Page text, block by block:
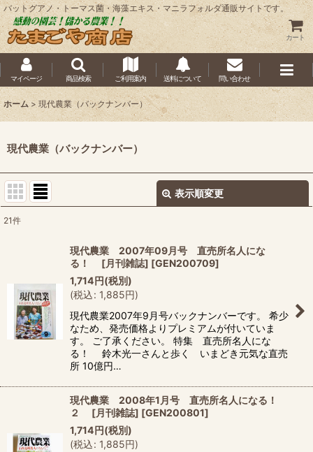
バットグアノ・トーマス菌・海藻エキス・マニラフォルダ通販サイトです。
カート
マイページ 商品検索 ご利用案内 送料について 問い合わせ
ホーム > 現代農業（バックナンバー）
現代農業（バックナンバー）
表示順変更
絞り込む
21件
現代農業 2007年09月号 直売所名人にな
る！ [月刊雑誌] [GEN200709]
1,714円(税別)
(税込: 1,885円)
現代農業2007年9月号バックナンバーです。 希少
なため、発売価格よりプレミアムが付いていま
す。 ご了承ください。 特集 直売所名人にな
る！ 鈴木光一さんと歩く いまどき元気な直売
所 10億円…
現代農業 2008年1月号 直売所名人になる！
２ [月刊雑誌] [GEN200801]
1,714円(税別)
(税込: 1,885円)